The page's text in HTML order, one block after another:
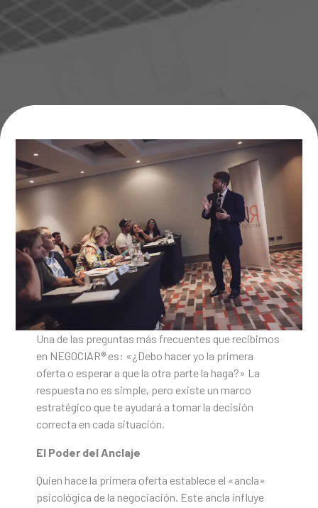
Una de las preguntas más frecuentes que recibimos
en NEGOCIAR® es: «¿Debo hacer yo la primera
oferta o esperar a que la otra parte la haga?» La
respuesta no es simple, pero existe un marco
estratégico que te ayudará a tomar la decisión
correcta en cada situación.
El Poder del Anclaje
Quien hace la primera oferta establece el «ancla»
psicológica de la negociación. Este ancla influye